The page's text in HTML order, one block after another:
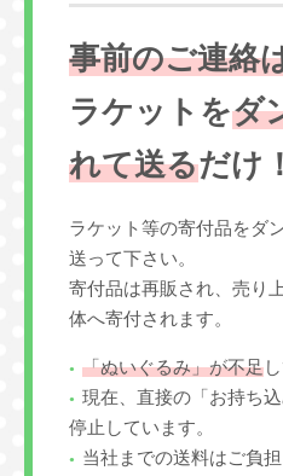
事前のご連絡
ラケットをダ
れて送るだけ！
ラケット等の寄付品をダ
送って下さい。
寄付品は再販され、売り
体へ寄付されます。
「ぬいぐるみ」が不足
現在、直接の「お持ち
停止しています。
当社までの送料はご負